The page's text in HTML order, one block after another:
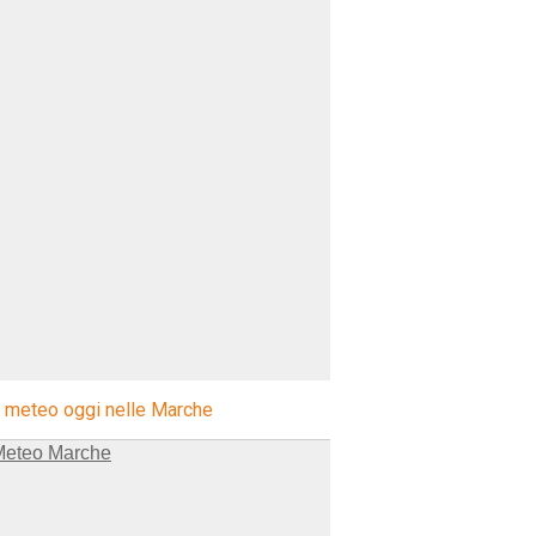
meteo oggi nelle Marche